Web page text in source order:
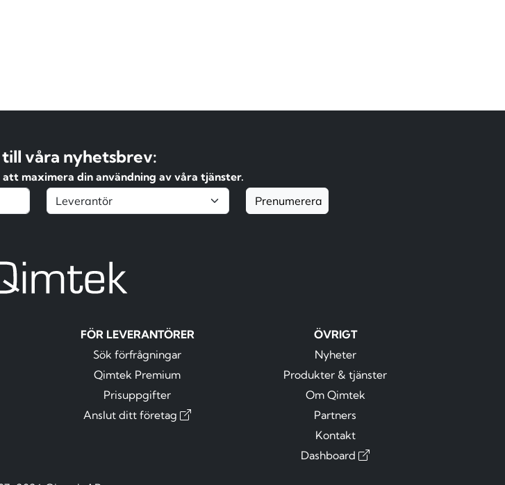
våra nyhetsbrev:
maximera din användning av våra tjänster.
Prenumerera
FÖR LEVERANTÖRER
Sök förfrågningar
Qimtek Premium
Prisuppgifter
Anslut ditt företag
ÖVRIGT
Nyheter
Produkter & tjänster
Om Qimtek
Partners
Kontakt
Dashboard